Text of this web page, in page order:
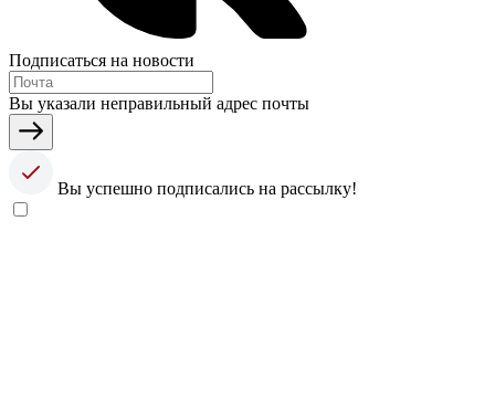
Подписаться на новости
Вы указали неправильный адрес почты
Вы успешно подписались на рассылку!